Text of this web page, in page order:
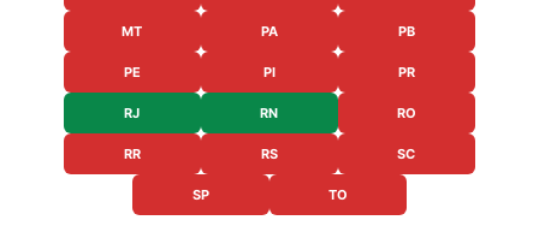
MT PA PB
PE PI PR
RJ RN RO
RR RS SC
SP TO